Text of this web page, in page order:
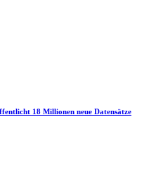
18 Millionen neue Datensätze